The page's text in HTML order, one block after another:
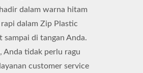
dalam warna hitam
dalam Zip Plastic
sampai di tangan Anda.
Anda tidak perlu ragu
customer service